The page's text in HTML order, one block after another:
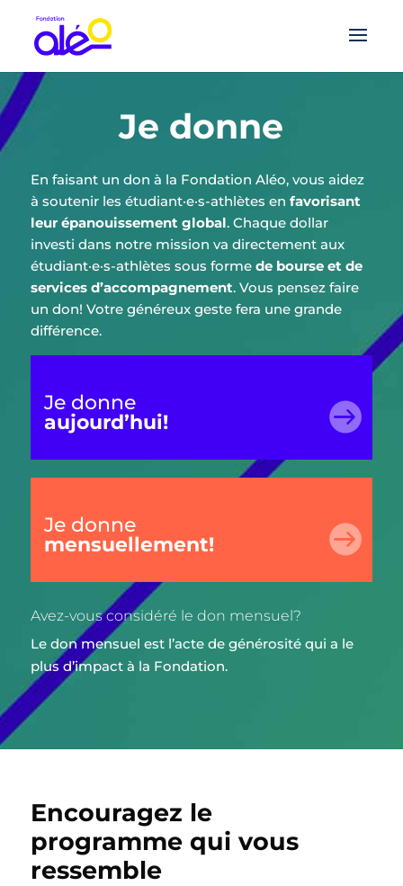
Je donne
En faisant un don à la Fondation Aléo, vous aidez
à soutenir les étudiant·e·s-athlètes en favorisant
leur épanouissement global. Chaque dollar
investi dans notre mission va directement aux
étudiant·e·s-athlètes sous forme de bourse et de
services d’accompagnement. Vous pensez faire
un don! Votre généreux geste fera une grande
différence.

Je donne
aujourd’hui!

Je donne
mensuellement!
Avez-vous considéré le don mensuel?
Le don mensuel est l’acte de générosité qui a le
plus d’impact à la Fondation.
Encouragez le
programme qui vous
ressemble